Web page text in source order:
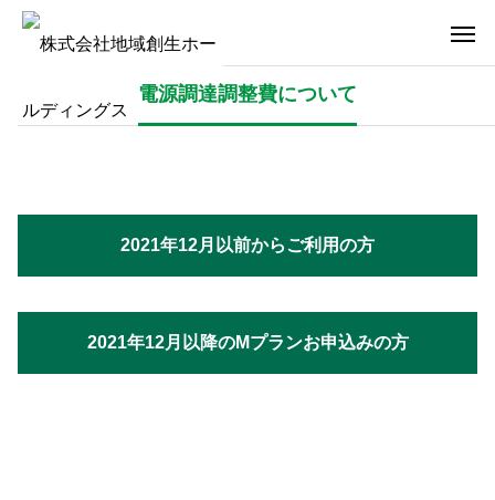
電源調達調整費について
2021年12月以前からご利用の方
2021年12月以降のMプランお申込みの方